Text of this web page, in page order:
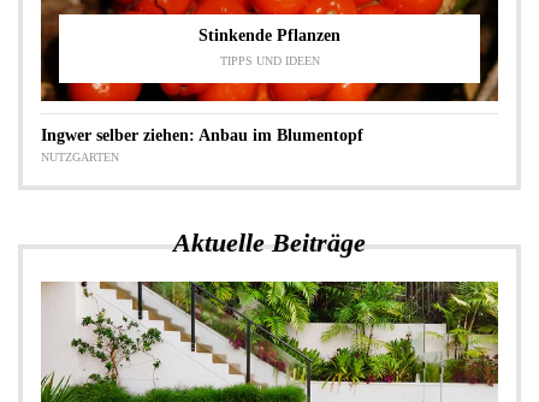
Stinkende Pflanzen
TIPPS UND IDEEN
Ingwer selber ziehen: Anbau im Blumentopf
NUTZGARTEN
Aktuelle Beiträge